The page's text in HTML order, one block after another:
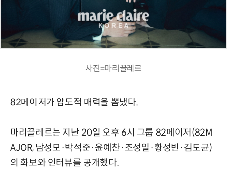
사진=마리끌레르
82메이저가 압도적 매력을 뽐냈다.
마리끌레르는 지난 20일 오후 6시 그룹 82메이저(82M
AJOR, 남성모·박석준·윤예찬·조성일·황성빈·김도균)
의 화보와 인터뷰를 공개했다.